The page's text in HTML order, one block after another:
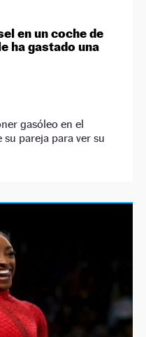
en un coche de
ha gastado una
gasóleo en el
pareja para ver su